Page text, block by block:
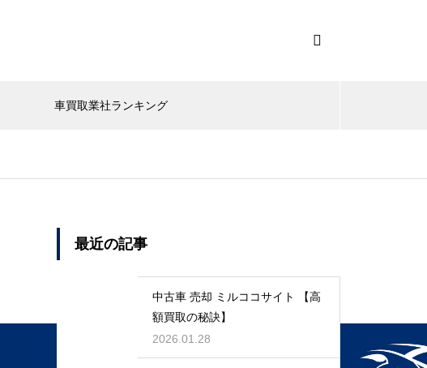
車買取業社ランキング
最近の記事
中古車 売却 ミルココサイト 【高
額買取の秘訣】
2026.01.28